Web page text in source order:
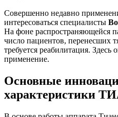
Совершенно недавно
интересоваться специалисты
На фоне распространяющейся
число пациентов, перенесших
требуется реабилитация. Здесь
применение.
Основные
характеристики